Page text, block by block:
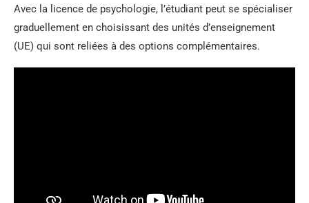
Avec la licence de psychologie, l’étudiant peut se spécialiser
graduellement en choisissant des unités d’enseignement
(UE) qui sont reliées à des options complémentaires.